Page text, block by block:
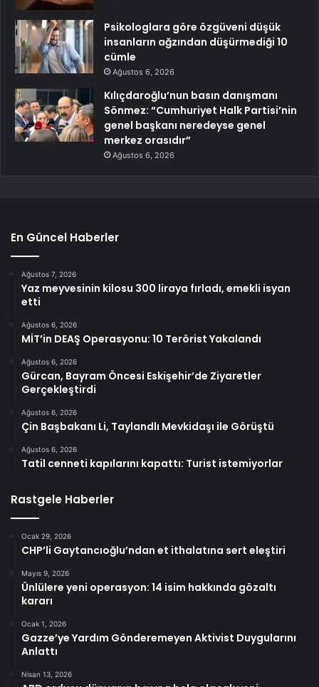
Psikologlara göre özgüveni düşük
insanların ağzından düşürmediği 10
cümle
Ağustos 6, 2026
Kılıçdaroğlu’nun basın danışmanı
Sönmez: “Cumhuriyet Halk Partisi’nin
genel başkanı neredeyse genel
merkez orasıdır”
Ağustos 6, 2026
En Güncel Haberler
Ağustos 7, 2026
Yaz meyvesinin kilosu 300 liraya fırladı, emekli isyan
etti
Ağustos 6, 2026
MİT’in DEAŞ Operasyonu: 10 Terörist Yakalandı
Ağustos 6, 2026
Gürcan, Bayram Öncesi Eskişehir’de Ziyaretler
Gerçekleştirdi
Ağustos 6, 2026
Çin Başbakanı Li, Taylandlı Mevkidaşı ile Görüştü
Ağustos 6, 2026
Tatil cenneti kapılarını kapattı: Turist istemiyorlar
Rastgele Haberler
Ocak 29, 2026
CHP’li Gaytancıoğlu’ndan et ithalatına sert eleştiri
Mayıs 9, 2026
Ünlülere yeni operasyon: 14 isim hakkında gözaltı
kararı
Ocak 1, 2026
Gazze’ye Yardım Gönderemeyen Aktivist Duygularını
Anlattı
Nisan 13, 2026